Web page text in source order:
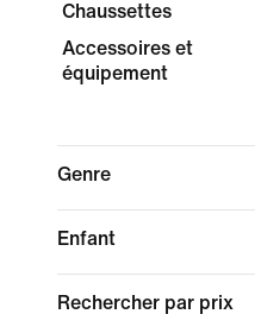
Chaussettes
Accessoires et
équipement
Genre
Enfant
Rechercher par prix